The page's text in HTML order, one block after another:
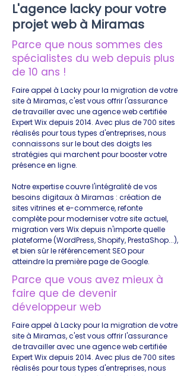
L'agence lacky pour votre
projet web à Miramas
Parce que nous sommes des
spécialistes du web depuis plus
de 10 ans !
Faire appel à Lacky pour la migration de votre
site à Miramas, c'est vous offrir l'assurance
de travailler avec une agence web certifiée
Expert Wix depuis 2014. Avec plus de 700 sites
réalisés pour tous types d'entreprises, nous
connaissons sur le bout des doigts les
stratégies qui marchent pour booster votre
présence en ligne.
Notre expertise couvre l'intégralité de vos
besoins digitaux à Miramas : création de
sites vitrines et e-commerce, refonte
complète pour moderniser votre site actuel,
migration vers Wix depuis n'importe quelle
plateforme (WordPress, Shopify, PrestaShop...),
et bien sûr le référencement SEO pour
atteindre la première page de Google.
Parce que vous avez mieux à
faire que de devenir
développeur web
Faire appel à Lacky pour la migration de votre
site à Miramas, c'est vous offrir l'assurance
de travailler avec une agence web certifiée
Expert Wix depuis 2014. Avec plus de 700 sites
réalisés pour tous types d'entreprises, nous